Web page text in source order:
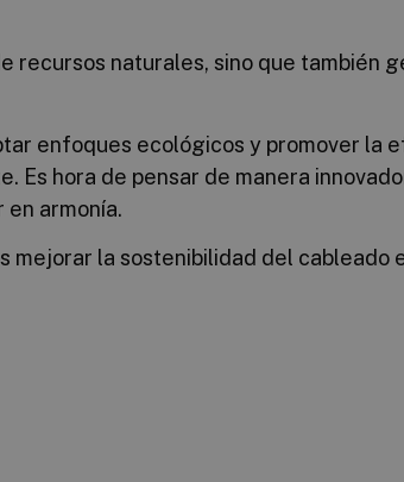
recursos naturales, sino que también
enfoques ecológicos y promover la
hora de pensar de manera
armonía.
mejorar la sostenibilidad del cableado